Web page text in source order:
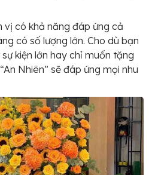
có khả năng đáp ứng cả
có số lượng lớn. Cho dù bạn
kiện lớn hay chỉ muốn tặng
Nhiên” sẽ đáp ứng mọi nhu